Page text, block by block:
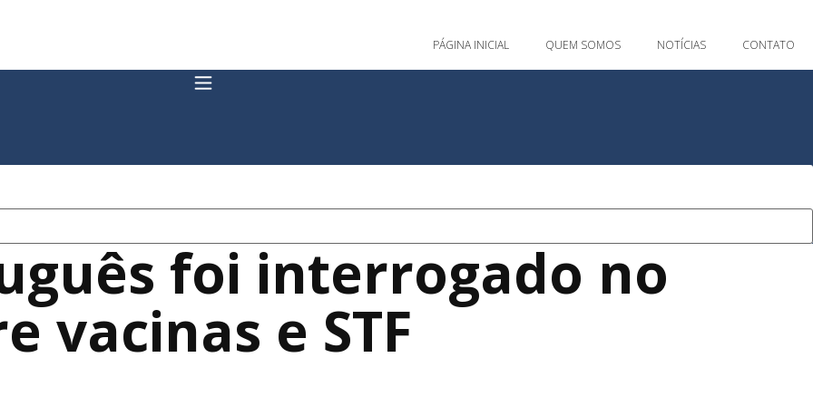
PÁGINA INICIAL QUEM SOMOS NOTÍCIAS CONTATO
foi interrogado no
vacinas e STF